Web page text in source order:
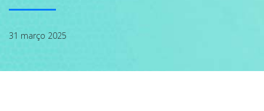
31 março 2025